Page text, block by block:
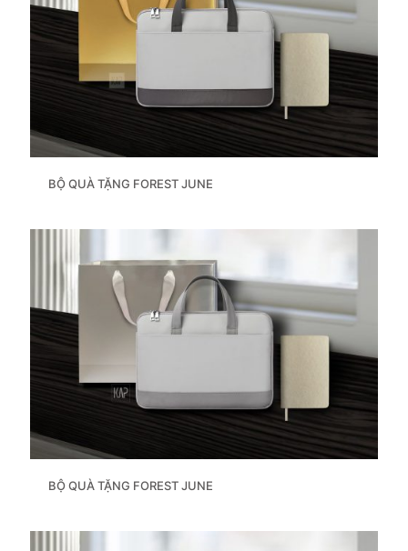
BỘ QUÀ TẶNG FOREST JUNE
BỘ QUÀ TẶNG FOREST JUNE